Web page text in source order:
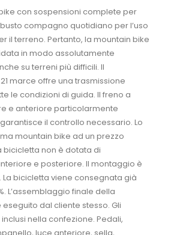
con sospensioni complete per
compagno quotidiano per l’uso
il terreno. Pertanto, la mountain bike
in modo assolutamente
su terreni più difficili. Il
marce offre una trasmissione
le condizioni di guida. Il freno a
e anteriore particolarmente
il controllo necessario. Lo
mountain bike ad un prezzo
bicicletta non è dotata di
e posteriore. Il montaggio è
bicicletta viene consegnata già
L’assemblaggio finale della
dal cliente stesso. Gli
nella confezione. Pedali,